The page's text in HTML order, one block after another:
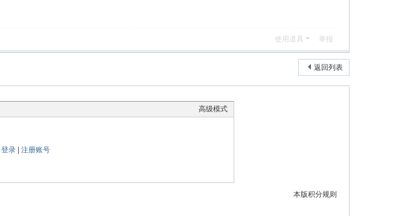
使用道具 举报
返回列表
高级模式
登录| 注册账号
本版积分规则